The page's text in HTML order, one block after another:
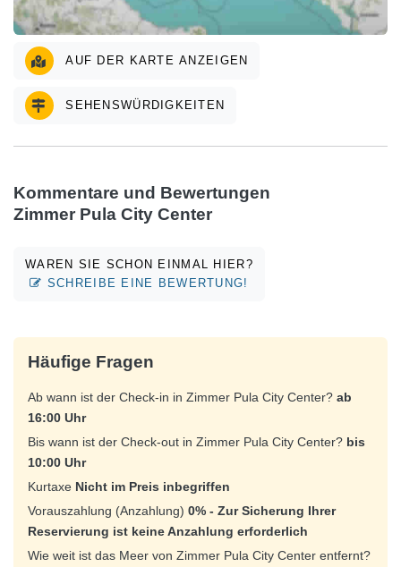
AUF DER KARTE ANZEIGEN
SEHENSWÜRDIGKEITEN
Kommentare und Bewertungen
Zimmer Pula City Center
WAREN SIE SCHON EINMAL HIER?
SCHREIBE EINE BEWERTUNG!
Häufige Fragen
Ab wann ist der Check-in in Zimmer Pula City Center? ab
16:00 Uhr
Bis wann ist der Check-out in Zimmer Pula City Center? bis
10:00 Uhr
Kurtaxe Nicht im Preis inbegriffen
Vorauszahlung (Anzahlung) 0% - Zur Sicherung Ihrer
Reservierung ist keine Anzahlung erforderlich
Wie weit ist das Meer von Zimmer Pula City Center entfernt?